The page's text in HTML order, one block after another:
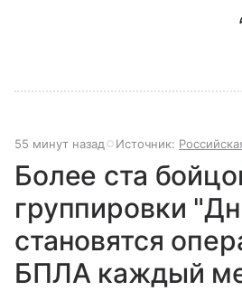
55 минут назад Источник:
Более ста
группировки
становятся
БПЛА каждый